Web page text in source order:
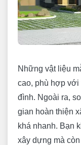
Những vật liệu
cao, phù hợp với
đình. Ngoài ra,
gian hoàn thiện
khá nhanh. Bạn
xây dựng mà